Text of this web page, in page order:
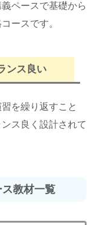
ペースで基礎から
ースです。
ンス良い
を繰り返すこと
ス良く設計されて
教材一覧